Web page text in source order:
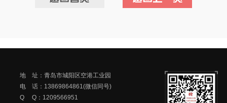
地 址：青岛市城阳区空港工业园
电 话：13869864861(微信同号)
Q Q：1209566951